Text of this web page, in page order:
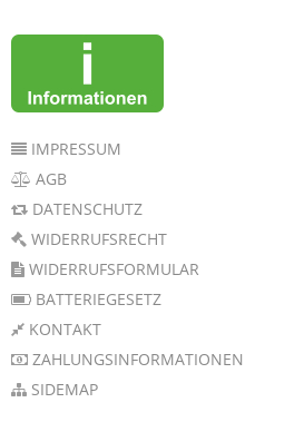
IMPRESSUM
AGB
DATENSCHUTZ
WIDERRUFSRECHT
WIDERRUFSFORMULAR
BATTERIEGESETZ
KONTAKT
ZAHLUNGSINFORMATIONEN
SIDEMAP